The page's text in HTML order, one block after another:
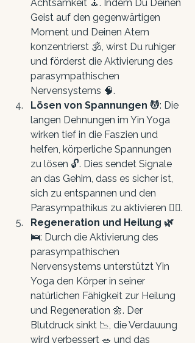
Achtsamkeit 🧘. Indem Du Deinen
Geist auf den gegenwärtigen
Moment und Deinen Atem
konzentrierst 🕉️, wirst Du ruhiger
und förderst die Aktivierung des
parasympathischen
Nervensystems 🧠.
Lösen von Spannungen 💆: Die
langen Dehnungen im Yin Yoga
wirken tief in die Faszien und
helfen, körperliche Spannungen
zu lösen 🔓. Dies sendet Signale
an das Gehirn, dass es sicher ist,
sich zu entspannen und den
Parasympathikus zu aktivieren 🧘‍♀️.
Regeneration und Heilung 🌿
🛌: Durch die Aktivierung des
parasympathischen
Nervensystems unterstützt Yin
Yoga den Körper in seiner
natürlichen Fähigkeit zur Heilung
und Regeneration 🌼. Der
Blutdruck sinkt 📉, die Verdauung
wird verbessert 🥗 und das